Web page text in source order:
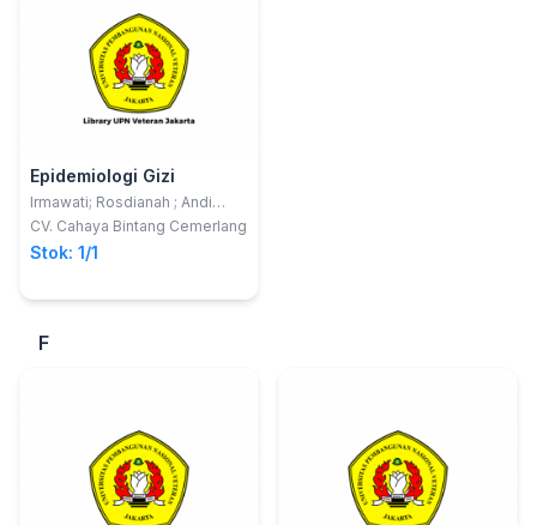
Epidemiologi Gizi
Irmawati; Rosdianah ; Andi
Baharuddin
CV. Cahaya Bintang Cemerlang
Stok: 1/1
F